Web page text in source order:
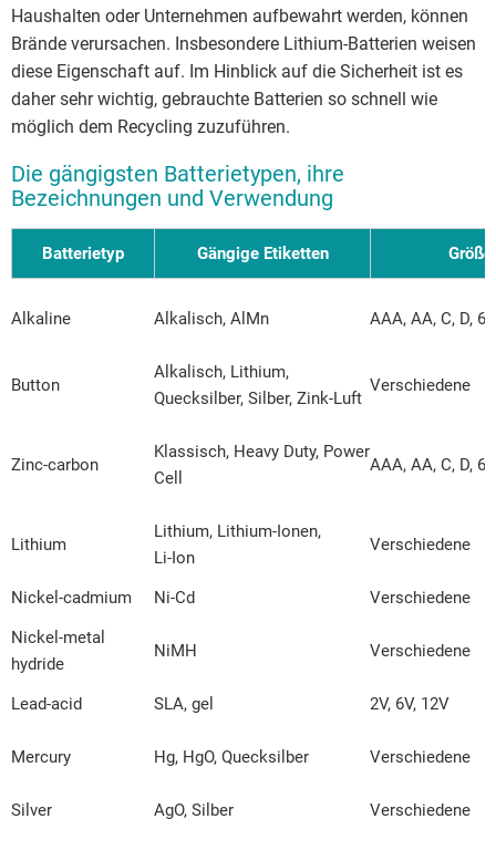
Haushalten oder Unternehmen aufbewahrt werden, können
Brände verursachen. Insbesondere Lithium-Batterien weisen
diese Eigenschaft auf. Im Hinblick auf die Sicherheit ist es
daher sehr wichtig, gebrauchte Batterien so schnell wie
möglich dem Recycling zuzuführen.
Die gängigsten Batterietypen, ihre
Bezeichnungen und Verwendung
Batterietyp Gängige Etiketten Größe
Alkaline Alkalisch, AlMn AAA, AA, C, D,
Button
Alkalisch, Lithium,
Quecksilber, Silber, Zink-Luft
Verschiedene
Zinc-carbon
Klassisch, Heavy Duty, Power
Cell
AAA, AA, C, D,
Lithium
Lithium, Lithium-Ionen,
Li-Ion
Verschiedene
Nickel-cadmium Ni-Cd
Verschiedene
Nickel-metal
hydride
NiMH Verschiedene
Lead-acid SLA, gel 2V, 6V, 12V
Mercury Hg, HgO, Quecksilber Verschiedene
Silver AgO, Silber Verschiedene